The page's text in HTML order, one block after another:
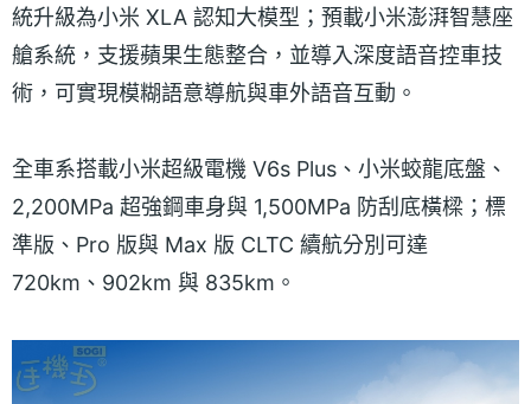
統升級為小米 XLA 認知大模型；預載小米澎湃智慧座
艙系統，支援蘋果生態整合，並導入深度語音控車技
術，可實現模糊語意導航與車外語音互動。
全車系搭載小米超級電機 V6s Plus、小米蛟龍底盤、
2,200MPa 超強鋼車身與 1,500MPa 防刮底橫樑；標
準版、Pro 版與 Max 版 CLTC 續航分別可達
720km、902km 與 835km。